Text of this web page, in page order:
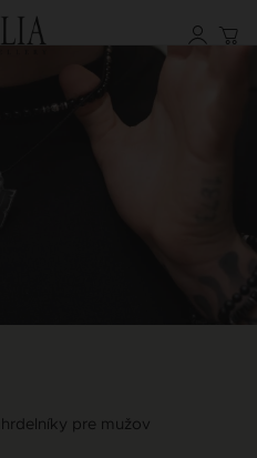
pre mužov